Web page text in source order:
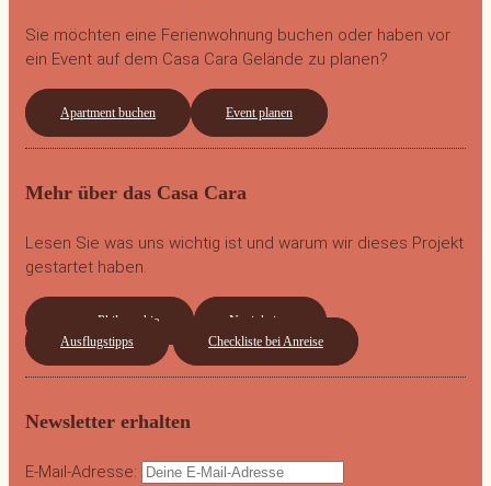
Sie möchten eine Ferienwohnung buchen oder haben vor
ein Event auf dem Casa Cara Gelände zu planen?
Apartment buchen Event planen
Mehr über das Casa Cara
Lesen Sie was uns wichtig ist und warum wir dieses Projekt
gestartet haben.
unsere Philosophie
Neuigkeiten
Ausflugstipps
Checkliste bei Anreise
Newsletter erhalten
E-Mail-Adresse: